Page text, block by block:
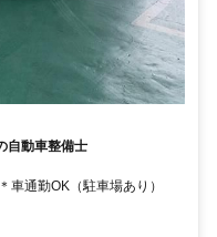
自動車整備士
車通勤OK（駐車場あり）